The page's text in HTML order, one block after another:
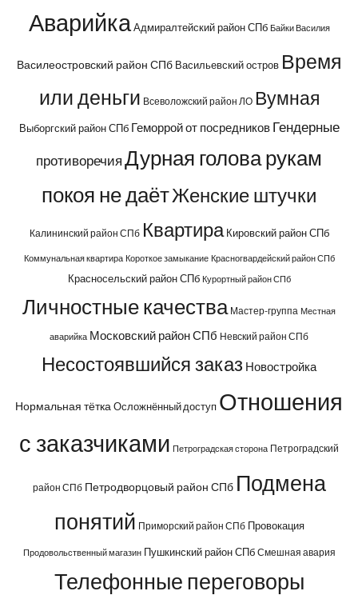
Аварийка Адмиралтейский район СПб Байки Василия
Василеостровский район СПб Васильевский остров Время
или деньги Всеволожский район ЛО Вумная
Выборгский район СПб Геморрой от посредников Гендерные
противоречияДурная голова рукам
покоя не даётЖенские штучки
Калининский район СПб Квартира Кировский район СПб
Коммунальная квартира Короткое замыкание Красногвардейский район СПб
Красносельский район СПб Курортный район СПб
Личностные качества Мастер-группа Местная
аварийка Московский район СПб Невский район СПб
Несостоявшийся заказ Новостройка
Нормальная тётка Осложнённый доступ Отношения
с заказчиками Петроградская сторона Петроградский
район СПб Петродворцовый район СПб Подмена
понятий Приморский район СПб Провокация
Продовольственный магазин Пушкинский район СПб Смешная авария
Телефонные переговоры